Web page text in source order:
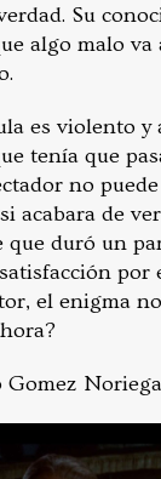
Su
algo malo va
es violento y
tenía que
no
acabara de
duró un
por
el enigma no
Noriega